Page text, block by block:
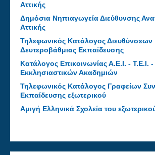
Αττικής
Δημόσια Νηπιαγωγεία Διεύθυνσης
Αττικής
Τηλεφωνικός Κατάλογος Διευθύνσεων
Δευτεροβάθμιας Εκπαίδευσης
Κατάλογος Επικοινωνίας Α.Ε.Ι. - Τ.Ε.Ι.
Εκκλησιαστικών Ακαδημιών
Τηλεφωνικός Κατάλογος Γραφείων
Εκπαίδευσης εξωτερικού
Αμιγή Ελληνικά Σχολεία του